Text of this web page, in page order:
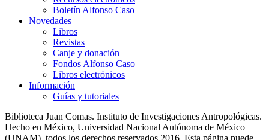
Boletín Alfonso Caso
Novedades
Libros
Revistas
Canje y donación
Fondos Alfonso Caso
Libros electrónicos
Información
Guías y tutoriales
Biblioteca Juan Comas. Instituto de Investigaciones Antropológicas.
Hecho en México, Universidad Nacional Autónoma de México
(UNAM), todos los derechos reservados 2016. Esta página puede